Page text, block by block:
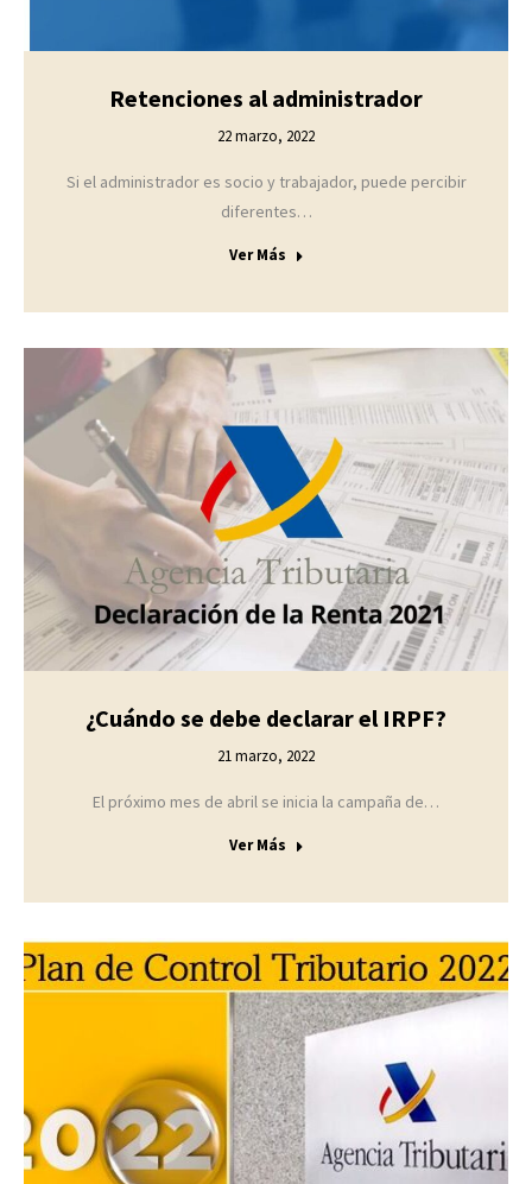
Retenciones al administrador
22 marzo, 2022
Si el administrador es socio y trabajador, puede percibir
diferentes…
Ver Más
¿Cuándo se debe declarar el IRPF?
21 marzo, 2022
El próximo mes de abril se inicia la campaña de…
Ver Más